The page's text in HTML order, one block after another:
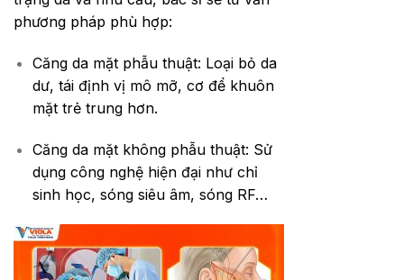
phương pháp phù hợp:
Căng da mặt phẫu thuật: Loại bỏ da
dư, tái định vị mô mỡ, cơ để khuôn
mặt trẻ trung hơn.
Căng da mặt không phẫu thuật: Sử
dụng công nghệ hiện đại như chỉ
sinh học, sóng siêu âm, sóng RF…